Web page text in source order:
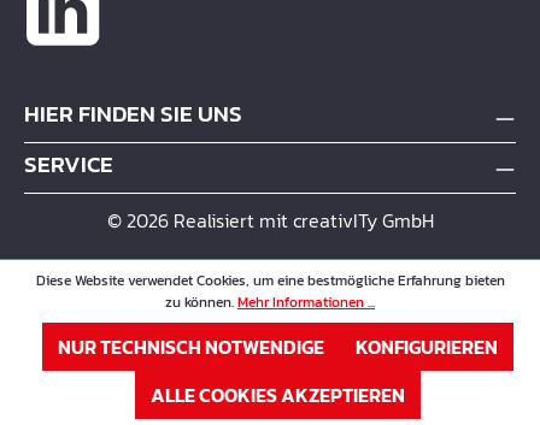
HIER FINDEN SIE UNS
SERVICE
© 2026 Realisiert mit creativITy GmbH
Diese Website verwendet Cookies, um eine bestmögliche Erfahrung bieten
zu können.Mehr Informationen ...
NUR TECHNISCH NOTWENDIGE
KONFIGURIEREN
ALLE COOKIES AKZEPTIEREN